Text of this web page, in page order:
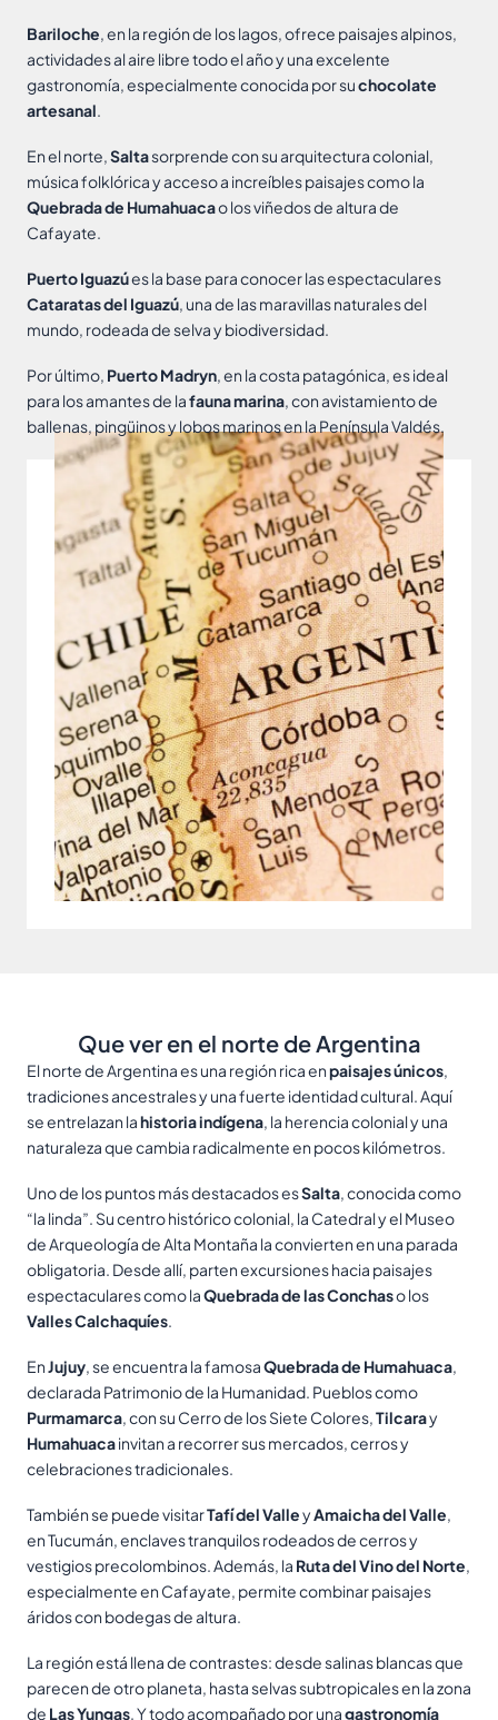
Bariloche, en la región de los lagos, ofrece paisajes alpinos,
actividades al aire libre todo el año y una excelente
gastronomía, especialmente conocida por suchocolate
artesanal.
En el norte,Saltasorprende con su arquitectura colonial,
música folklórica y acceso a increíbles paisajes como la
Quebrada de Humahuacao los viñedos de altura de
Cafayate.
Puerto Iguazúes la base para conocer las espectaculares
Cataratas del Iguazú, una de las maravillas naturales del
mundo, rodeada de selva y biodiversidad.
Por último, Puerto Madryn, en la costa patagónica, es ideal
para los amantes de lafauna marina, con avistamiento de
ballenas, pingüinos y lobos marinos en la Península Valdés.
Que ver en el norte de Argentina
El norte de Argentina es una región rica enpaisajes únicos,
tradiciones ancestrales y una fuerte identidad cultural. Aquí
se entrelazan lahistoria indígena, la herencia colonial y una
naturaleza que cambia radicalmente en pocos kilómetros.
Uno de los puntos más destacados esSalta, conocida como
“la linda”. Su centro histórico colonial, la Catedral y el Museo
de Arqueología de Alta Montaña la convierten en una parada
obligatoria. Desde allí, parten excursiones hacia paisajes
espectaculares como laQuebrada de las Conchaso los
Valles Calchaquíes.
EnJujuy, se encuentra la famosaQuebrada de Humahuaca,
declarada Patrimonio de la Humanidad. Pueblos como
Purmamarca, con su Cerro de los Siete Colores,Tilcaray
Humahuacainvitan a recorrer sus mercados, cerros y
celebraciones tradicionales.
También se puede visitarTafí del ValleyAmaicha del Valle,
en Tucumán, enclaves tranquilos rodeados de cerros y
vestigios precolombinos. Además, la Ruta del Vino del Norte,
especialmente en Cafayate, permite combinar paisajes
áridos con bodegas de altura.
La región está llena de contrastes: desde salinas blancas que
parecen de otro planeta, hasta selvas subtropicales en la zona
de Las Yungas. Y todo acompañado por unagastronomía